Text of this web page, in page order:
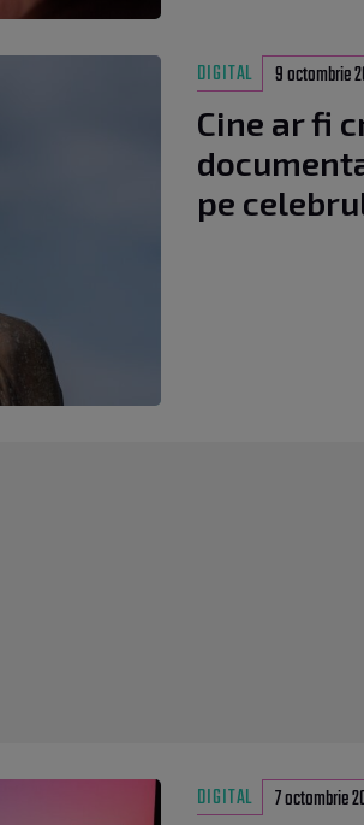
DIGITAL 9 octombrie
Cine ar fi
pe
DIGITAL 7 octombrie